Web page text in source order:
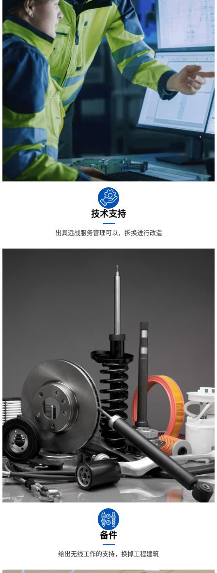
技术支持
出具远战服务管理可以，拆换进行改造
备件
给出无线工作的支持，换掉工程建筑